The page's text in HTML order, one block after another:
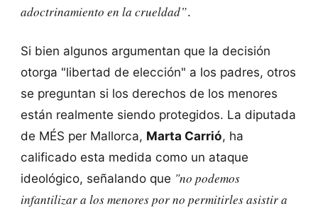
adoctrinamiento en la crueldad”.
Si bien algunos argumentan que la decisión
otorga "libertad de elección" a los padres, otros
se preguntan si los derechos de los menores
están realmente siendo protegidos. La diputada
de MÉS per Mallorca, Marta Carrió, ha
calificado esta medida como un ataque
ideológico, señalando que "no podemos
infantilizar a los menores por no permitirles asistir a